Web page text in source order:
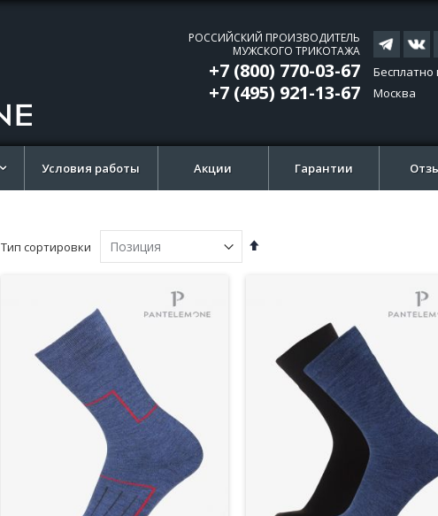
РОССИЙСКИЙ ПРОИЗВОДИТЕЛЬ
МУЖСКОГО ТРИКОТАЖА
+7 (800) 770-03-67
+7 (495) 921-13-67
Бесплатно
Москва
Условия работы Акции Гарантии
Тип сортировки
Сортируется